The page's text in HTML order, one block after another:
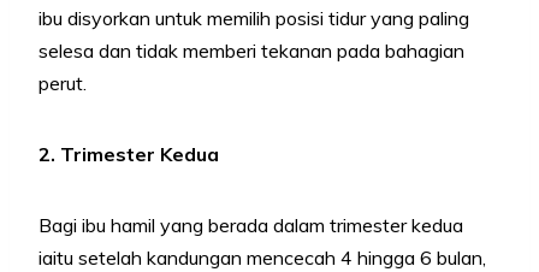
ibu disyorkan untuk memilih posisi tidur yang paling
selesa dan tidak memberi tekanan pada bahagian
perut.
2. Trimester Kedua
Bagi ibu hamil yang berada dalam trimester kedua
iaitu setelah kandungan mencecah 4 hingga 6 bulan,